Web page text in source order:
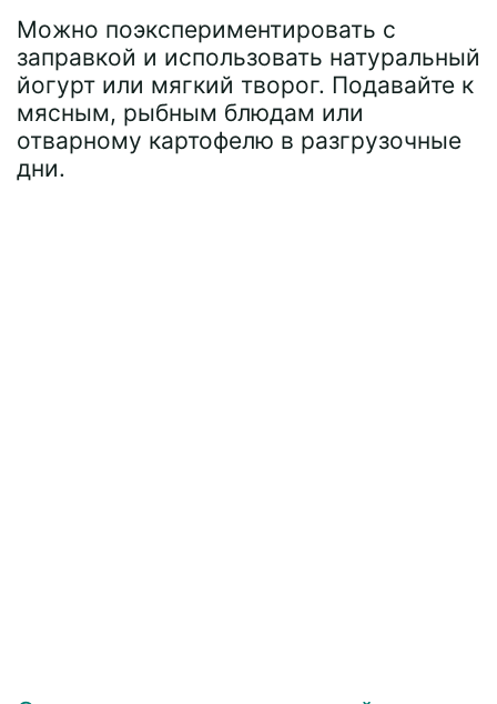
Можно поэкспериментировать с
заправкой и использовать натуральный
йогурт или мягкий творог. Подавайте к
мясным, рыбным блюдам или
отварному картофелю в разгрузочные
дни.